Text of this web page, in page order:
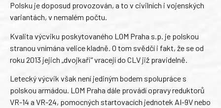
Polsku je doposud provozován, a to v civilních i vojenských
variantách, v nemalém počtu.
Kvalita výcviku poskytovaného LOM Praha s.p. je polskou
stranou vnímána velice kladně. O tom svědčí i fakt, že se od
roku 2013 jejich „dvojkaři“ vracejí do CLV již pravidelně.
Letecký výcvik však není jediným bodem spolupráce s
polskou armádou. LOM Praha dále provádí opravy reduktorů
VR-14 a VR-24, pomocných startovacích jednotek AI-9V nebo